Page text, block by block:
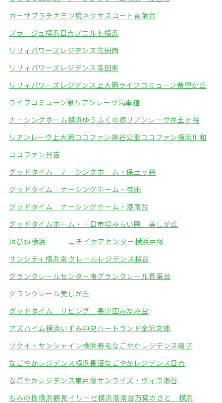
カーサプラチナ三ツ境ネクサスコート青葉台
プラージュ横浜日吉プエルト横浜
リリィパワーズレジデンス高田西
リリィパワーズレジデンス高田東
リリィパワーズレジデンス上大岡ライフコミューン希望が丘
ライフコミューン泉 リアンレーヴ馬車道
ナーシングホーム横浜ゆうふくの郷 リアンレーヴ井土ヶ谷
リアンレーヴ上大岡ココファン岸谷公園ココファン横浜川和
ココファン日吉
グッドタイム ナーシングホーム・保土ヶ谷
グッドタイム ナーシングホーム・荏田
グッドタイム ナーシングホーム・港南台
グッドタイムホーム・十日市場みらい園 美しが丘
はぴね横浜
ニチイケアセンター横浜戸塚
サンシティ横浜南 クレールレジデンス桜台
グランクレールセンター南グランクレール青葉台
グランクレール美しが丘
グッドタイム リビング 長津田みなみ台
アズハイム横浜いずみ中央ハートランド金沢文庫
ツクイ・サンシャイン横浜野毛なごやかレジデンス磯子
なごやかレジデンス横浜長沼なごやかレジデンス日吉
なごやかレジデンス東戸塚サンライズ・ヴィラ瀬谷
もみの樹横浜鶴見イリーゼ横浜港南台万葉のさと 横浜